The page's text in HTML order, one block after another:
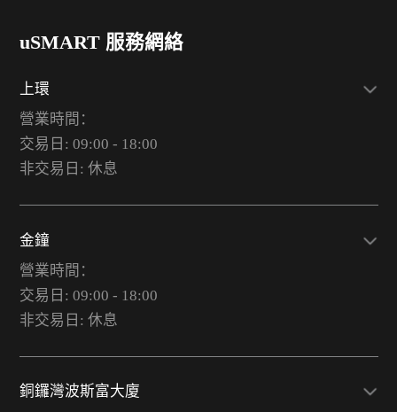
uSMART 服務網絡
上環
營業時間：
交易日: 09:00 - 18:00
非交易日: 休息
金鐘
營業時間：
交易日: 09:00 - 18:00
非交易日: 休息
銅鑼灣波斯富大廈